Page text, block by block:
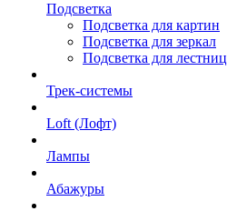
Подсветка
Подсветка для картин
Подсветка для зеркал
Подсветка для лестниц
Трек-системы
Loft (Лофт)
Лампы
Абажуры